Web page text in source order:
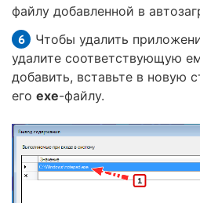
файлу добавленной в
Чтобы удалить
удалите соответствующую
добавить, вставьте в новую
его exe-файлу.